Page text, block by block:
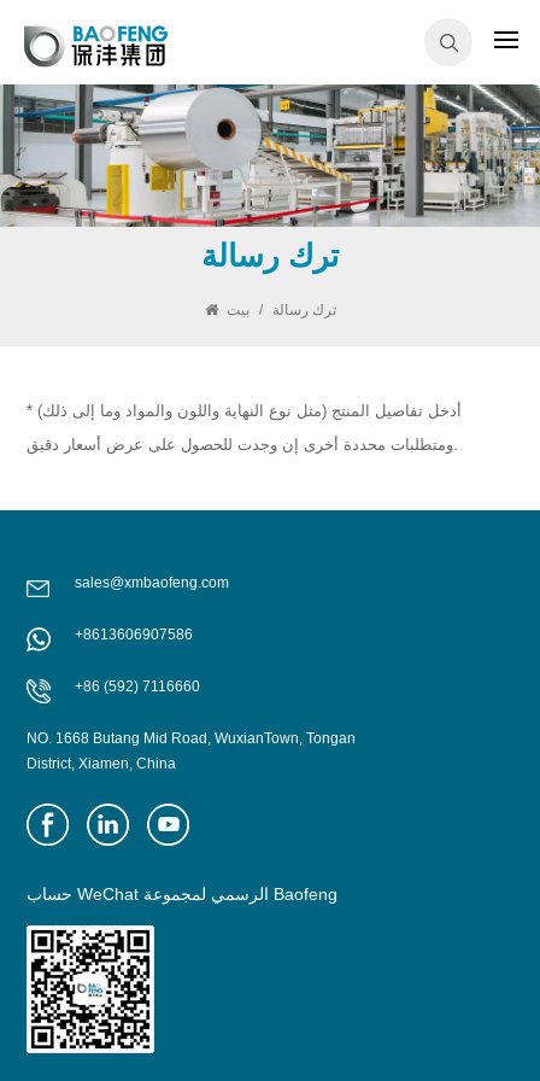
ترك رسالة
بيت / ترك رسالة
* أدخل تفاصيل المنتج (مثل نوع النهاية واللون والمواد وما إلى ذلك)
sales@xmbaofeng.com
+8613606907586
+86 (592) 7116660
NO. 1668 Butang Mid Road, WuxianTown, Tongan
District, Xiamen, China
حساب WeChat الرسمي لمجموعة Baofeng